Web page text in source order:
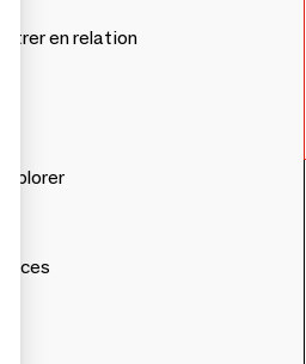
en relation